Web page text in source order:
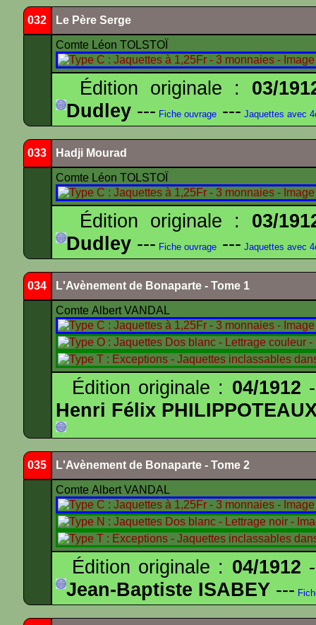
032 Le Père Serge
Comte Léon TOLSTOÏ
Édition originale : 03/
Dudley --- Fiche ouvrage --- Jaquettes avec
033 Hadji Mourad
Comte Léon TOLSTOÏ
Édition originale : 03/
Dudley --- Fiche ouvrage --- Jaquettes avec
034 L'Avènement de Bonaparte - Tome 1
Comte Albert VANDAL
Édition originale : 04/1912
Henri Félix
035 L'Avènement de Bonaparte - Tome 2
Comte Albert VANDAL
Édition originale : 04/1912
Jean-Baptiste ISABEY ---